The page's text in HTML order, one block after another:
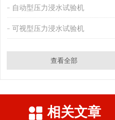
自动型压力浸水试验机
可视型压力浸水试验机
查看全部
相关文章